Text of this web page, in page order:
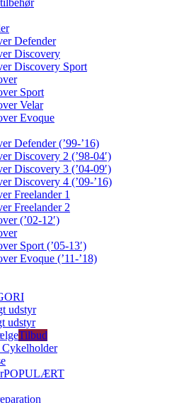
Defender
Discovery
Discovery Sport
Sport
Velar
Evoque
Defender (’99-’16)
Discovery 2 (’98-04′)
Discovery 3 (’04-09′)
Discovery 4 (’09-’16)
Freelander 1
Freelander 2
(’02-12′)
Sport (’05-13′)
Evoque (’11-’18)
udstyr
udstyr
Tilbud
POPULÆRT